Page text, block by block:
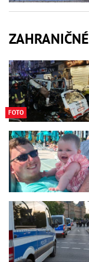
ZAHRANIČNÉ
FOTO